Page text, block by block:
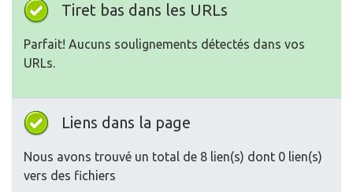
Tiret bas dans les URLs
Parfait! Aucuns soulignements détectés dans vos
URLs.
Liens dans la page
Nous avons trouvé un total de 8 lien(s) dont 0 lien(s)
vers des fichiers